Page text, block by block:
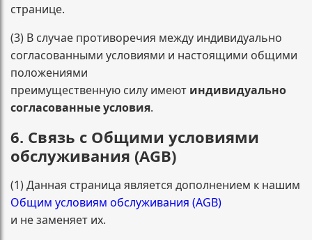
странице.
(3) В случае противоречия между индивидуально
согласованными условиями и настоящими общими
положениями
преимущественную силу имеют индивидуально
согласованные условия.
6. Связь с Общими условиями
обслуживания (AGB)
(1) Данная страница является дополнением к нашим
Общим условиям обслуживания (AGB)
и не заменяет их.